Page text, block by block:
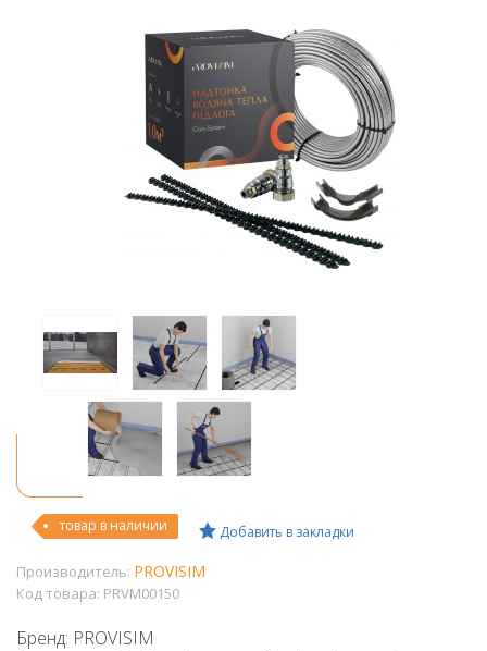
товар в наличии Добавить в закладки
Производитель: PROVISIM
Код товара: PRVM00150
Бренд: PROVISIM